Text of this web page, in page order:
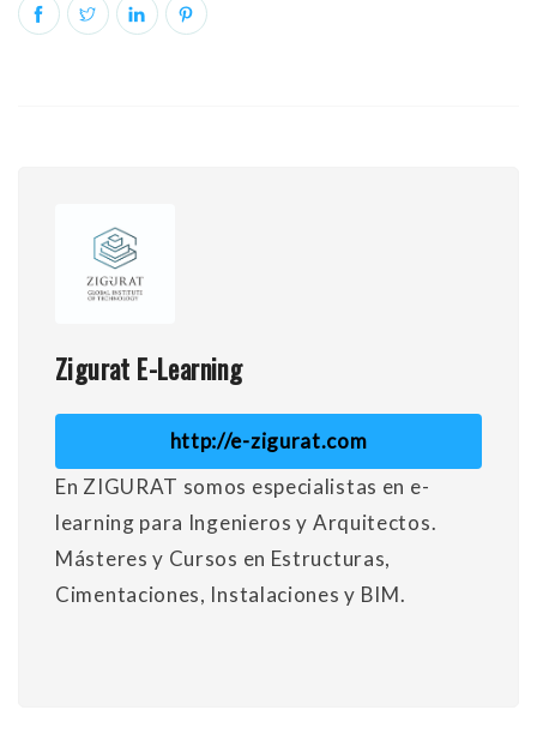
Zigurat E-Learning
http://e-zigurat.com
En ZIGURAT somos especialistas en e-
learning para Ingenieros y Arquitectos.
Másteres y Cursos en Estructuras,
Cimentaciones, Instalaciones y BIM.